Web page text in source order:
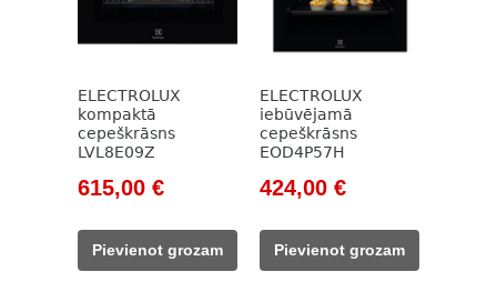
ELECTROLUX
kompaktā
cepeškrāsns
LVL8E09Z
Original
was:
885,00 €.
615,00 €Current
615,00 €.
Pievienot grozam
ELECTROLUX
iebūvējamā
cepeškrāsns
EOD4P57H
Original
was:
636,00 €.
424,00 €Current
424,00 €.
Pievienot grozam